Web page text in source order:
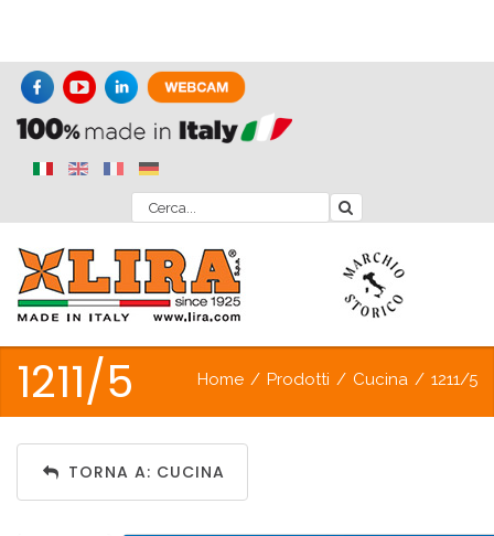
1211/5 Home / Prodotti / Cucina / 1211/5
TORNA A: CUCINA